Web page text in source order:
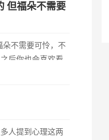
但福朵不需要
朵不需要可怜，不
后你也会喜欢看
人提到心理这两